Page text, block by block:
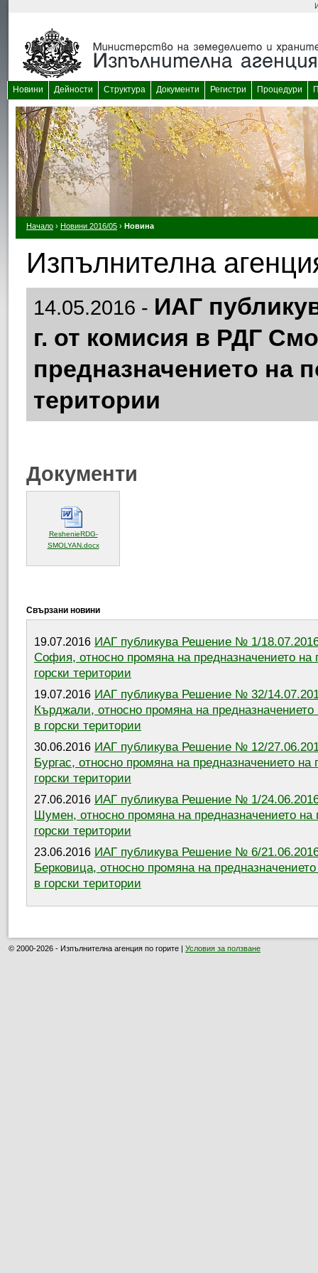
Новини Дейности Структура Документи Регистри Процедури
Начало › Новини 2016/05 › Новина
Изпълнителна
14.05.2016 - ИАГ
г. от комисия в РДГ
предназначението на
територии
Документи
ReshenieRDG-
SMOLYAN.docx(отваря се в нов прозорец)
Свързани новини
19.07.2016 ИАГ публикува Решение № 1/
София, относно промяна на предназначението
горски територии
19.07.2016 ИАГ публикува Решение № 32/
Кърджали, относно промяна на
в горски територии
30.06.2016 ИАГ публикува Решение № 12/
Бургас, относно промяна на предназначението
горски територии
27.06.2016 ИАГ публикува Решение № 1/
Шумен, относно промяна на предназначението
горски територии
23.06.2016 ИАГ публикува Решение № 6/
Берковица, относно промяна на
в горски територии
© 2000-2026 - Изпълнителна агенция по горите | Условия за ползване